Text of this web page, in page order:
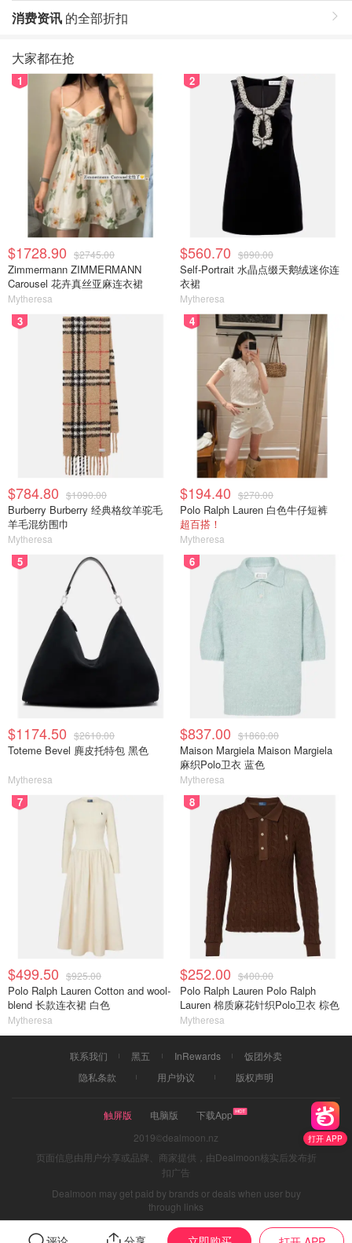
消费资讯 的全部折扣
打开 APP
大家都在抢
1
$1728.90 $2745.00
Zimmermann ZIMMERMANN
Carousel 花卉真丝亚麻连衣裙
Mytheresa
2
$560.70 $890.00
Self-Portrait 水晶点缀天鹅绒迷你连
衣裙
Mytheresa
3
$784.80 $1090.00
Burberry Burberry 经典格纹羊驼毛
羊毛混纺围巾
Mytheresa
4
$194.40 $270.00
Polo Ralph Lauren 白色牛仔短裤
超百搭！
Mytheresa
5
$1174.50 $2610.00
Toteme Bevel 麂皮托特包 黑色
Mytheresa
6
$837.00 $1860.00
Maison Margiela Maison Margiela
麻织Polo卫衣 蓝色
Mytheresa
7
$499.50 $925.00
Polo Ralph Lauren Cotton and wool-
blend 长款连衣裙 白色
Mytheresa
8
$252.00 $400.00
Polo Ralph Lauren Polo Ralph
Lauren 棉质麻花针织Polo卫衣 棕色
Mytheresa
联系我们 黑五 InRewards
饭团外卖
隐私条款
用户协议 版权声明
触屏版 电脑版
下载App
2019©dealmoon.nz
页面信息由用户分享或品牌、商家提供，由Dealmoon核实后发布折
扣广告
Dealmoon may get paid by brands or deals when user buy
through links